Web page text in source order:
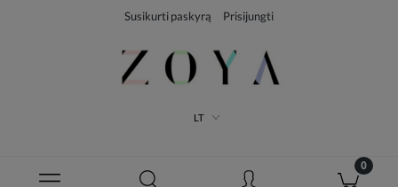
Susikurti paskyrą Prisijungti
LT